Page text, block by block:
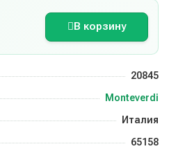
В корзину
20845
Monteverdi
Италия
65158